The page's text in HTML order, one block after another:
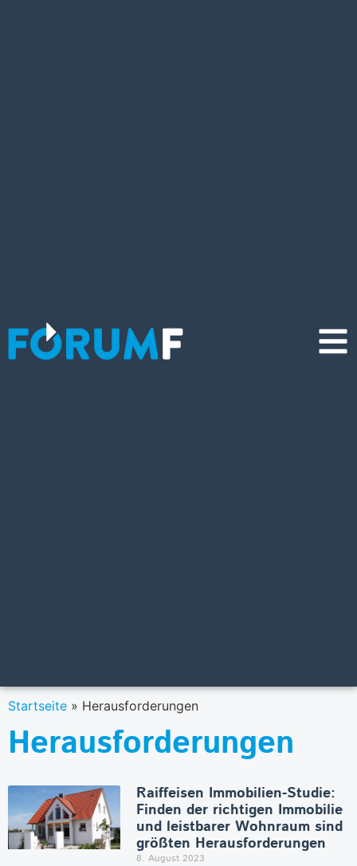
Startseite » Herausforderungen
Herausforderungen
Raiffeisen Immobilien-Studie:
Finden der richtigen Immobilie
und leistbarer Wohnraum sind
größten Herausforderungen
8. August 2023